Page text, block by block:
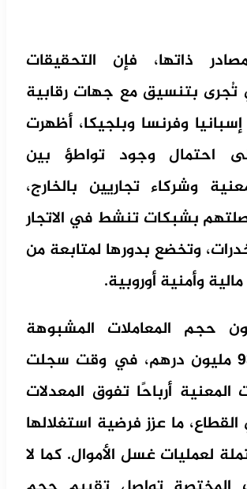
ذاتها، فإن التحقيقات
تُجرى بتنسيق مع جهات رقابية
وفرنسا وبلجيكا، أظهرت
احتمال وجود تواطؤ بين
وشركاء تجاريين بالخارج،
بشبكات تنشط في الاتجار
وتخضع بدورها لمتابعة من
وأمنية أوروبية.
حجم المعاملات المشبوهة
بأكثر من 930 مليون درهم، في وقت سجلت
المعنية أرباحًا تفوق المعدلات
ما عزز فرضية استغلالها
لعمليات غسل الأموال. كما لا